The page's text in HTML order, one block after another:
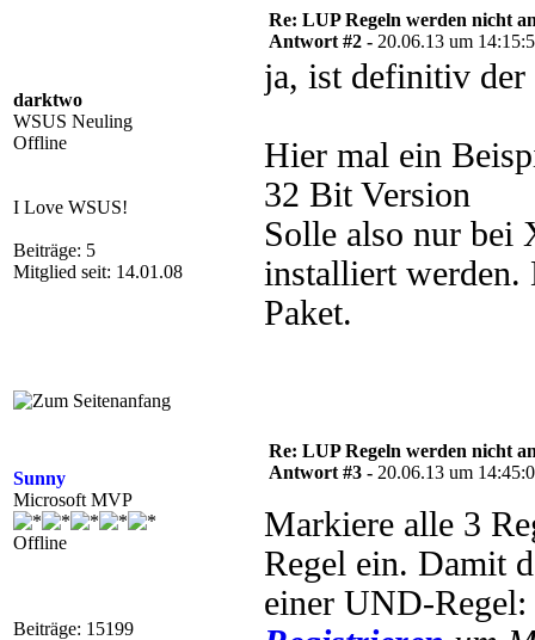
darktwo
WSUS Neuling
Offline
I Love WSUS!
Beiträge: 5
Mitglied seit: 14.01.08
Re: LUP Regeln werden nicht
Antwort #2 - 20.06.13 um
ja, ist definitiv der
Hier mal ein
32 Bit Version
Solle also nur bei
installiert werden.
Paket.
Sunny
Microsoft MVP
Offline
Beiträge: 15199
Re: LUP Regeln werden nicht
Antwort #3 - 20.06.13 um
Markiere alle 3
Regel ein. Damit
einer UND-Regel: